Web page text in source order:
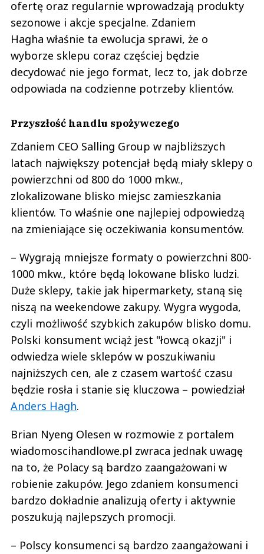
ofertę oraz regularnie wprowadzają produkty
sezonowe i akcje specjalne. Zdaniem
Hagha właśnie ta ewolucja sprawi, że o
wyborze sklepu coraz częściej będzie
decydować nie jego format, lecz to, jak dobrze
odpowiada na codzienne potrzeby klientów.
Przyszłość handlu spożywczego
Zdaniem CEO Salling Group w najbliższych
latach największy potencjał będą miały sklepy o
powierzchni od 800 do 1000 mkw.,
zlokalizowane blisko miejsc zamieszkania
klientów. To właśnie one najlepiej odpowiedzą
na zmieniające się oczekiwania konsumentów.
– Wygrają mniejsze formaty o powierzchni 800-
1000 mkw., które będą lokowane blisko ludzi.
Duże sklepy, takie jak hipermarkety, staną się
niszą na weekendowe zakupy. Wygra wygoda,
czyli możliwość szybkich zakupów blisko domu.
Polski konsument wciąż jest "łowcą okazji" i
odwiedza wiele sklepów w poszukiwaniu
najniższych cen, ale z czasem wartość czasu
będzie rosła i stanie się kluczowa – powiedział
Anders Hagh.
Brian Nyeng Olesen w rozmowie z portalem
wiadomoscihandlowe.pl zwraca jednak uwagę
na to, że Polacy są bardzo zaangażowani w
robienie zakupów. Jego zdaniem konsumenci
bardzo dokładnie analizują oferty i aktywnie
poszukują najlepszych promocji.
– Polscy konsumenci są bardzo zaangażowani i